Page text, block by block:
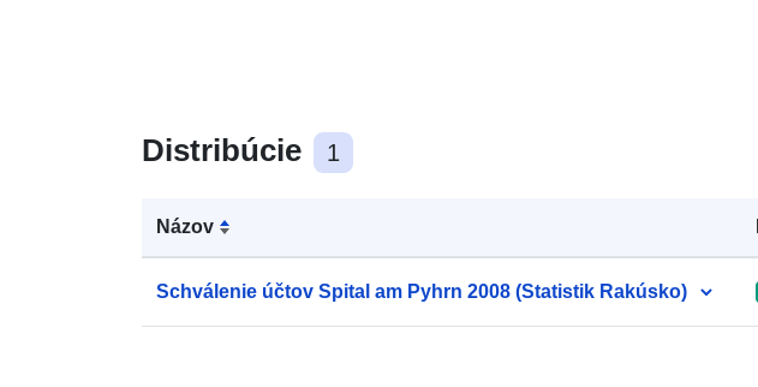
Distribúcie 1
Názov
Schválenie účtov Spital am Pyhrn 2008 (Statistik Rakúsko)